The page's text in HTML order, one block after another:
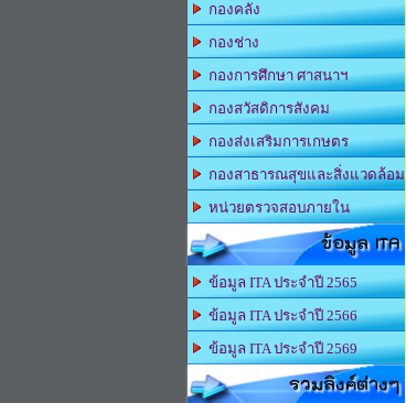
กองคลัง
กองช่าง
กองการศึกษา ศาสนาฯ
กองสวัสดิการสังคม
กองส่งเสริมการเกษตร
กองสาธารณสุขและสิ่งแวดล้อม
หน่วยตรวจสอบภายใน
ข้อมูล ITA
ข้อมูล ITA ประจำปี 2565
ข้อมูล ITA ประจำปี 2566
ข้อมูล ITA ประจำปี 2569
รวมลิงค์ต่างๆ